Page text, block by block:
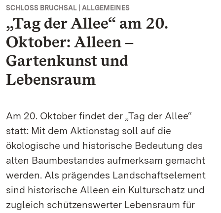
SCHLOSS BRUCHSAL | ALLGEMEINES
„Tag der Allee“ am 20.
Oktober: Alleen ‒
Gartenkunst und
Lebensraum
Am 20. Oktober findet der „Tag der Allee“
statt: Mit dem Aktionstag soll auf die
ökologische und historische Bedeutung des
alten Baumbestandes aufmerksam gemacht
werden. Als prägendes Landschaftselement
sind historische Alleen ein Kulturschatz und
zugleich schützenswerter Lebensraum für